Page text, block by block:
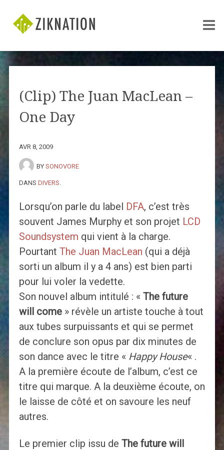
(Clip) The Juan MacLean –
One Day
AVR 8, 2009
BY SONOVORE
DANS DIVERS
Lorsqu’on parle du label DFA, c’est très
souvent James Murphy et son projet LCD
Soundsystem qui vient à la charge.
Pourtant The Juan MacLean (qui a déjà
sorti un album il y a 4 ans) est bien parti
pour lui voler la vedette.
Son nouvel album intitulé : « The future
will come» révèle un artiste touche à tout
aux tubes surpuissants et qui se permet
de conclure son opus par dix minutes de
son dance avec le titre « Happy House« .
A la première écoute de l’album, c’est ce
titre qui marque. A la deuxième écoute, on
le laisse de côté et on savoure les neuf
autres.
Le premier clip issu de The future will